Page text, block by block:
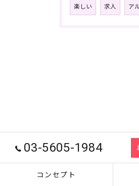
楽しい 求人 ア
03-5605-1984
コンセプト